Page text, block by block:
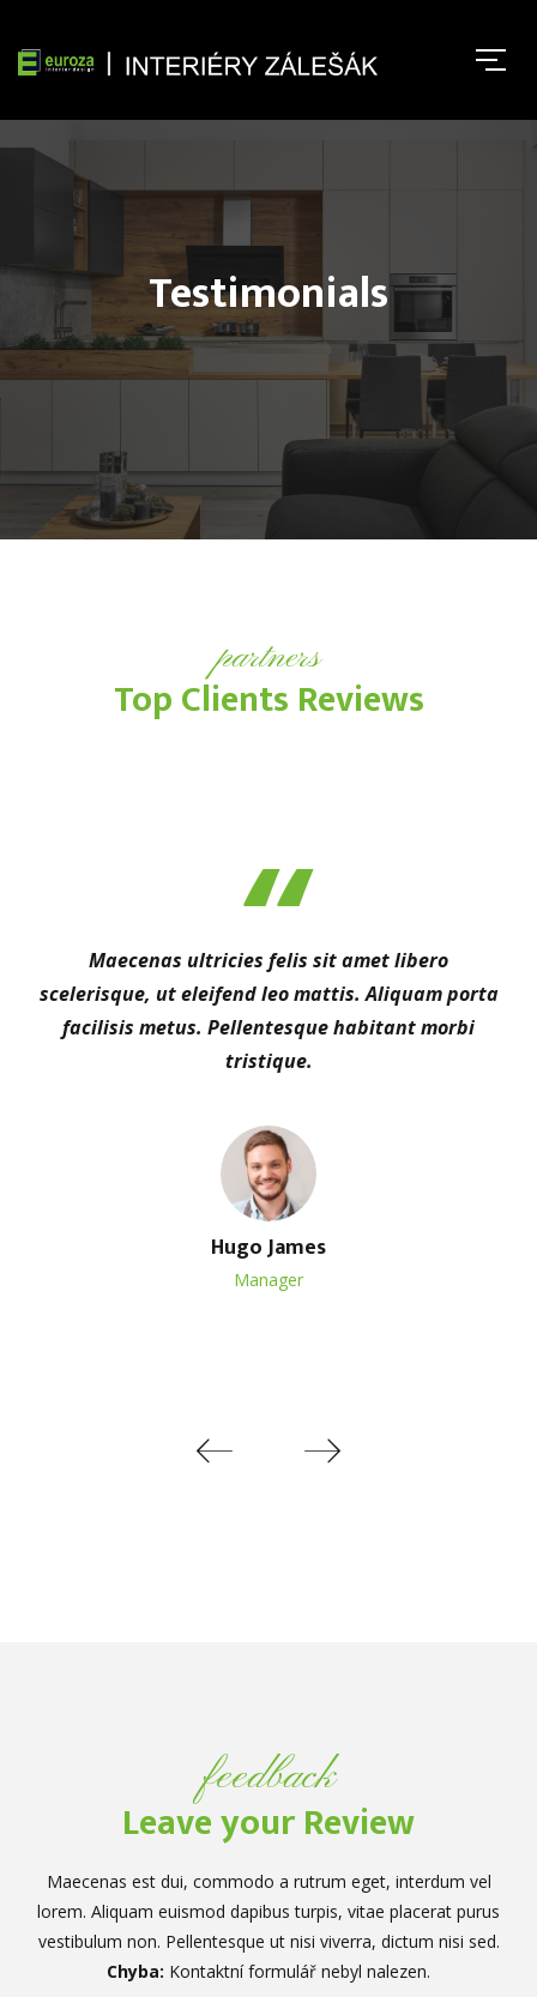
Testimonials
partners
Top Clients Reviews
Maecenas ultricies felis sit amet libero
scelerisque, ut eleifend leo mattis. Aliquam porta
facilisis metus. Pellentesque habitant morbi
tristique.
Hugo James
Manager
feedback
Leave your Review
Maecenas est dui, commodo a rutrum eget, interdum vel
lorem. Aliquam euismod dapibus turpis, vitae placerat purus
vestibulum non. Pellentesque ut nisi viverra, dictum nisi sed.
Chyba: Kontaktní formulář nebyl nalezen.